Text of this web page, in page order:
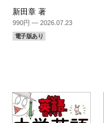
新田章 著
990円 — 2026.07.23
電子版あり